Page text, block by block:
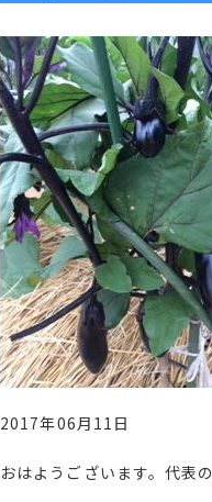
2017年06月11日
おはようございます。代表